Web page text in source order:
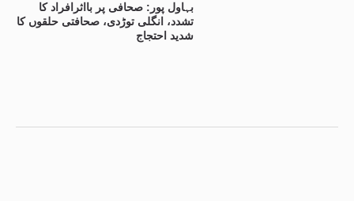
بہاول پور: صحافی پر بااثرافراد کا
تشدد، انگلی توڑدی، صحافتی حلقوں کا
شدید احتجاج